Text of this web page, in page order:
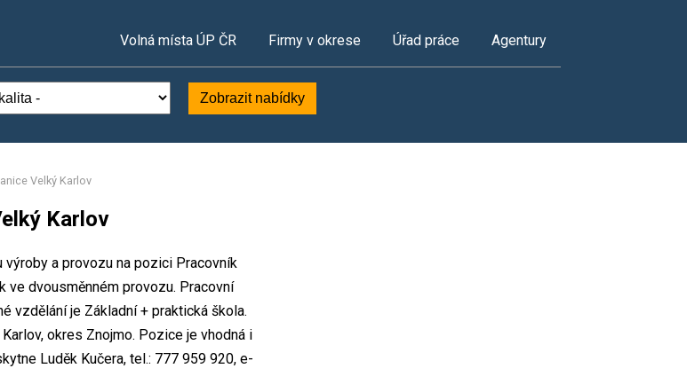
Volná místa ÚP ČR Firmy v okrese Úřad práce Agentury
Zobrazit nabídky
Velký Karlov
Karlov
výroby a provozu na pozici Pracovník
ve dvousměnném provozu. Pracovní
vzdělání je Základní + praktická škola.
okres Znojmo. Pozice je vhodná i
Luděk Kučera, tel.: 777 959 920, e-